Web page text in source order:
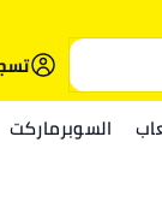
السوبرماركت